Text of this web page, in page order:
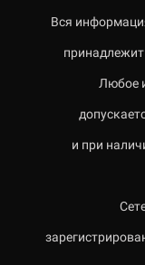
Вся
Любое
и при